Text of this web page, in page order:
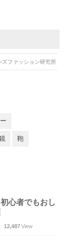
ズファッション研究所
鞄
心者でもおし
12,487View